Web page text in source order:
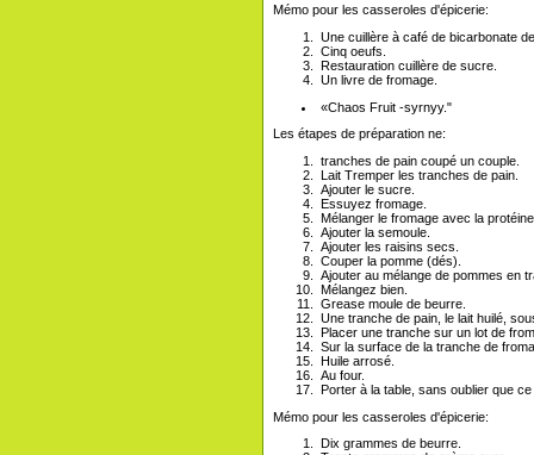
Mémo pour les casseroles d'épicerie:
Une cuillère à café de bicarbonate
Cinq oeufs.
Restauration cuillère de sucre.
Un livre de fromage.
«Chaos Fruit -syrnyy."
Les étapes de préparation ne:
tranches de pain coupé un couple.
Lait Tremper les tranches de pain.
Ajouter le sucre.
Essuyez fromage.
Mélanger le fromage avec la
Ajouter la semoule.
Ajouter les raisins secs.
Couper la pomme (dés).
Ajouter au mélange de pommes en
Mélangez bien.
Grease moule de beurre.
Une tranche de pain, le lait huilé,
Placer une tranche sur un lot de
Sur la surface de la tranche de
Huile arrosé.
Au four.
Porter à la table, sans oublier que
Mémo pour les casseroles d'épicerie:
Dix grammes de beurre.